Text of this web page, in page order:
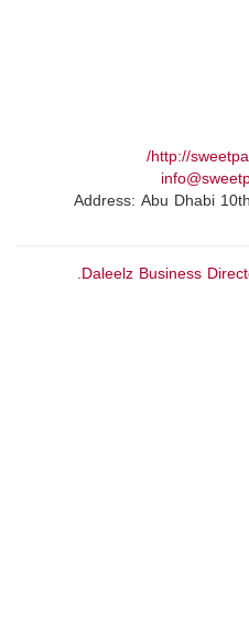
http://
Address: Abu Dhabi
Daleelz Business